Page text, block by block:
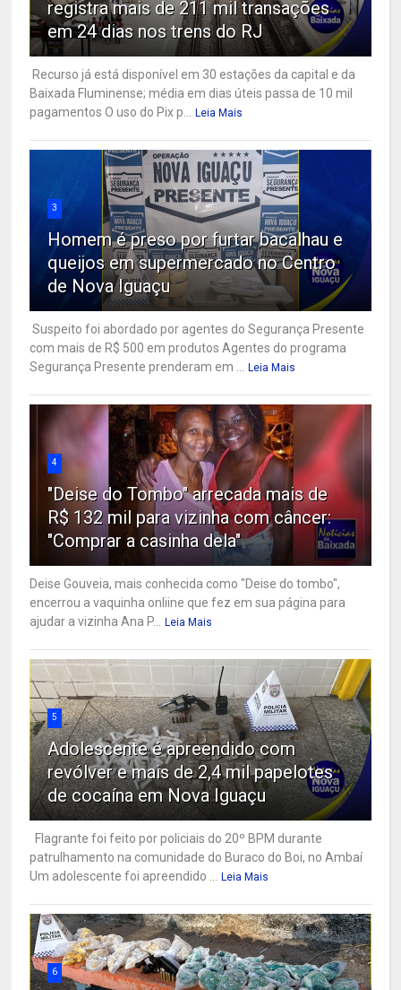
registra mais de 211 mil transações
em 24 dias nos trens do RJ
Recurso já está disponível em 30 estações da capital e da
Baixada Fluminense; média em dias úteis passa de 10 mil
pagamentos O uso do Pix p...
Leia Mais
3
Homem é preso por furtar bacalhau e
queijos em supermercado no Centro
de Nova Iguaçu
Suspeito foi abordado por agentes do Segurança Presente
com mais de R$ 500 em produtos Agentes do programa
Segurança Presente prenderam em ...
Leia Mais
4
"Deise do Tombo" arrecada mais de
R$ 132 mil para vizinha com câncer:
"Comprar a casinha dela"
Deise Gouveia, mais conhecida como "Deise do tombo",
encerrou a vaquinha onliine que fez em sua página para
ajudar a vizinha Ana P...
Leia Mais
5
Adolescente é apreendido com
revólver e mais de 2,4 mil papelotes
de cocaína em Nova Iguaçu
Flagrante foi feito por policiais do 20º BPM durante
patrulhamento na comunidade do Buraco do Boi, no Ambaí
Um adolescente foi apreendido ...
Leia Mais
6